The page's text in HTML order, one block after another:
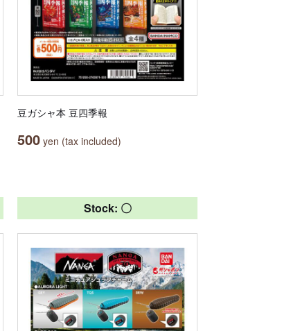
豆ガシャ本 豆四季報
500 yen (tax included)
Stock: 〇